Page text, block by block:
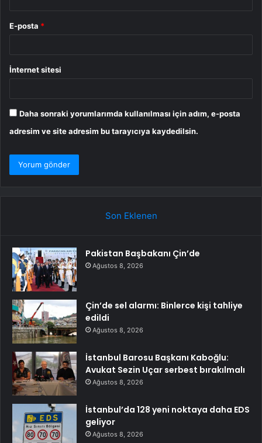
E-posta *
İnternet sitesi
Daha sonraki yorumlarımda kullanılması için adım, e-posta
adresim ve site adresim bu tarayıcıya kaydedilsin.
Son Eklenen
Pakistan Başbakanı Çin’de
Ağustos 8, 2026
Çin’de sel alarmı: Binlerce kişi tahliye
edildi
Ağustos 8, 2026
İstanbul Barosu Başkanı Kaboğlu:
Avukat Sezin Uçar serbest bırakılmalı
Ağustos 8, 2026
İstanbul’da 128 yeni noktaya daha EDS
geliyor
Ağustos 8, 2026